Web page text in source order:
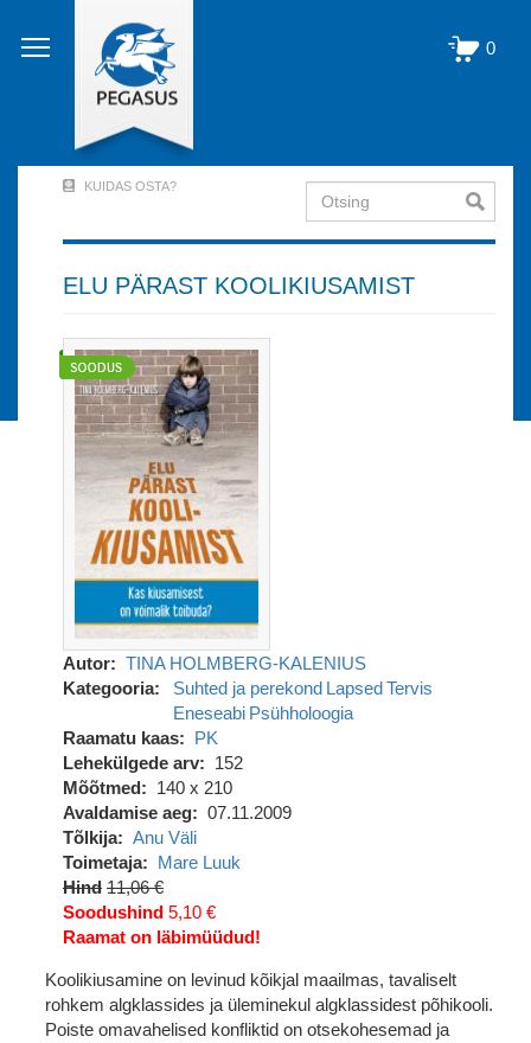
edasi
põhisisu
0
Account
Menu
out)
KUIDAS OSTA? Otsing
ELU PÄRAST KOOLIKIUSAMIST
Autor
TINA HOLMBERG-KALENIUS
Kategooria
Suhted ja perekond Lapsed Tervis
Eneseabi Psühholoogia
Raamatu kaas
PK
Lehekülgede arv
152
Mõõtmed
140 x 210
Avaldamise aeg
07.11.2009
Tõlkija
Anu Väli
Toimetaja
Mare Luuk
Hind 11,06 €
Soodushind 5,10 €
Raamat on läbimüüdud!
Koolikiusamine on levinud kõikjal maailmas, tavaliselt
rohkem algklassides ja üleminekul algklassidest põhikooli.
Poiste omavahelised konfliktid on otsekohesemad ja